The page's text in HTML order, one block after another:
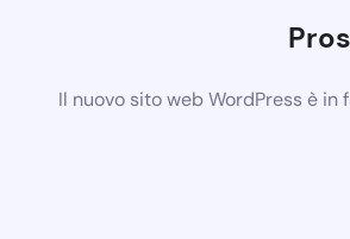
Il nuovo sito web WordPress è